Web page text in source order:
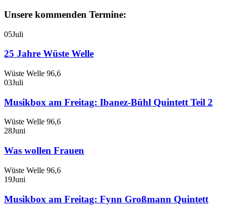
Unsere kommenden Termine:
05Juli
25 Jahre Wüste Welle
Wüste Welle 96,6
03Juli
Musikbox am Freitag: Ibanez-Bühl Quintett Teil 2
Wüste Welle 96,6
28Juni
Was wollen Frauen
Wüste Welle 96,6
19Juni
Musikbox am Freitag: Fynn Großmann Quintett